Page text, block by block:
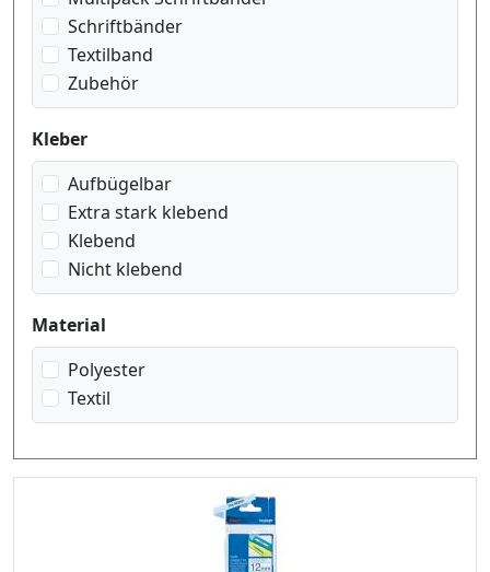
Schriftbänder
Textilband
Zubehör
Kleber
Aufbügelbar
Extra stark klebend
Klebend
Nicht klebend
Material
Polyester
Textil